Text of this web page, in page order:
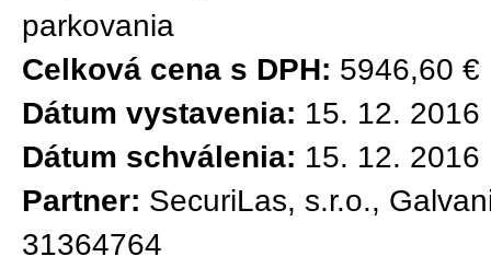
parkovania
Celková cena s DPH: 5946,60 €
Dátum vystavenia: 15. 12. 2016
Dátum schválenia: 15. 12. 2016
Partner: SecuriLas, s.r.o.,
31364764